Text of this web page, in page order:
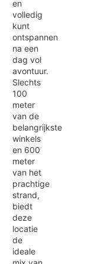
en
volledig
kunt
ontspannen
na een
dag vol
avontuur.
Slechts
100
meter
van de
belangrijkste
winkels
en 600
meter
van het
prachtige
strand,
biedt
deze
locatie
de
ideale